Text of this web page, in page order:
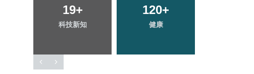
19+
科技新知
120+
健康
37+
宗教
71+
專欄